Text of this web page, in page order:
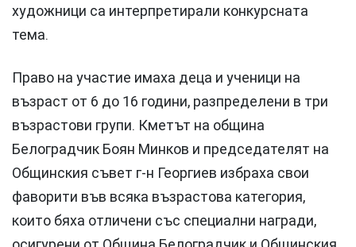
художници са интерпретирали конкурсната
тема.
Право на участие имаха деца и ученици на
възраст от 6 до 16 години, разпределени в три
възрастови групи. Кметът на община
Белоградчик Боян Минков и председателят на
Общинския съвет г-н Георгиев избраха свои
фаворити във всяка възрастова категория,
които бяха отличени със специални награди,